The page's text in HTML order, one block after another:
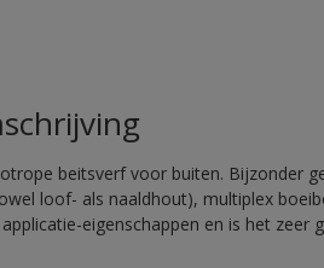
beitsverf voor buiten. Bijzonder
loof- als naaldhout), multiplex
eigenschappen en is het zeer